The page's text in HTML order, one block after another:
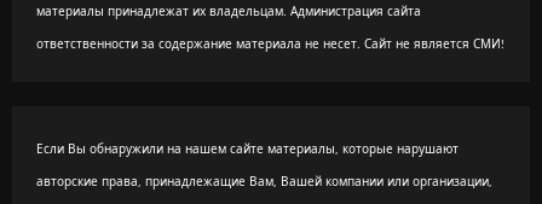
материалы принадлежат их владельцам. Администрация сайта
ответственности за содержание материала не несет. Сайт не является СМИ!
Если Вы обнаружили на нашем сайте материалы, которые нарушают
авторские права, принадлежащие Вам, Вашей компании или организации,